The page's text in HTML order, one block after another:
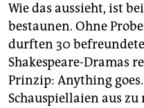
Wie das aussieht, ist
bestaunen. Ohne
durften 30
Shakespeare-Dramas
Prinzip: Anything
Schauspiellaien aus